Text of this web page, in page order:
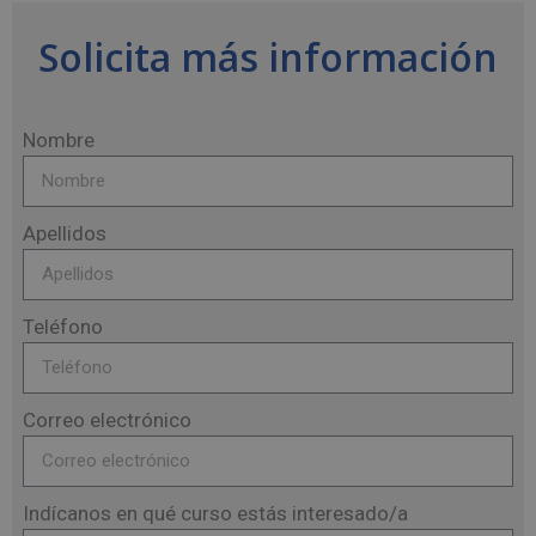
Solicita más información
Nombre
Apellidos
Teléfono
Correo electrónico
Indícanos en qué curso estás interesado/a